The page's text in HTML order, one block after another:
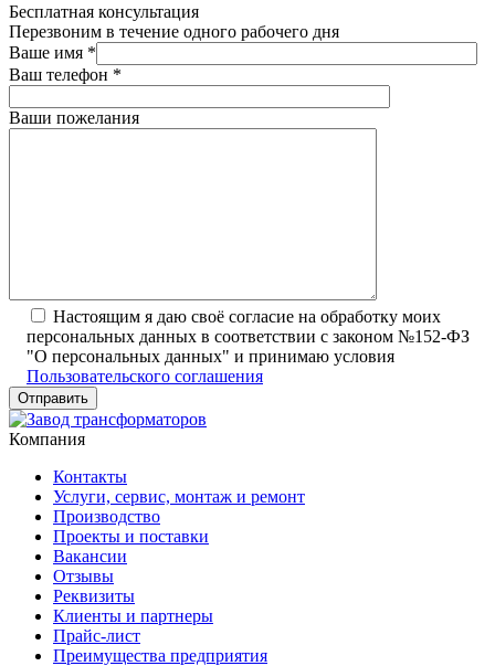
Бесплатная консультация
Перезвоним в течение одного рабочего дня
Ваше имя *
Ваш телефон *
Ваши пожелания
Настоящим я даю своё согласие на обработку моих
персональных данных в соответствии с законом №152-ФЗ
"О персональных данных" и принимаю условия
Пользовательского соглашения
Компания
Контакты
Услуги, сервис, монтаж и ремонт
Производство
Проекты и поставки
Вакансии
Отзывы
Реквизиты
Клиенты и партнеры
Прайс-лист
Преимущества предприятия